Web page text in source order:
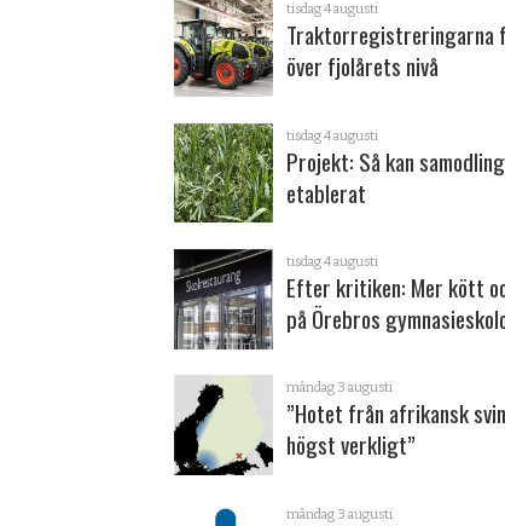
tisdag 4 augusti
över fjolårets nivå
tisdag 4 augusti
Projekt: Så kan
etablerat
tisdag 4 augusti
Efter kritiken: Mer kött
på Örebros
måndag 3 augusti
”Hotet från afrikansk
högst verkligt”
måndag 3 augusti